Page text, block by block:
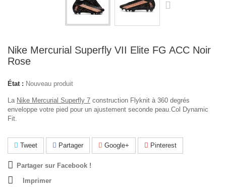
Nike Mercurial Superfly VII Elite FG ACC Noir
Rose
État : Nouveau produit
La Nike Mercurial Superfly 7 construction Flyknit à 360 degrés
enveloppe votre pied pour un ajustement seconde peau.Col Dynamic
Fit.
Tweet Partager Google+ Pinterest
Partager sur Facebook !
Imprimer